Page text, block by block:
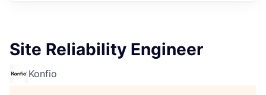
Site Reliability Engineer
Konfio